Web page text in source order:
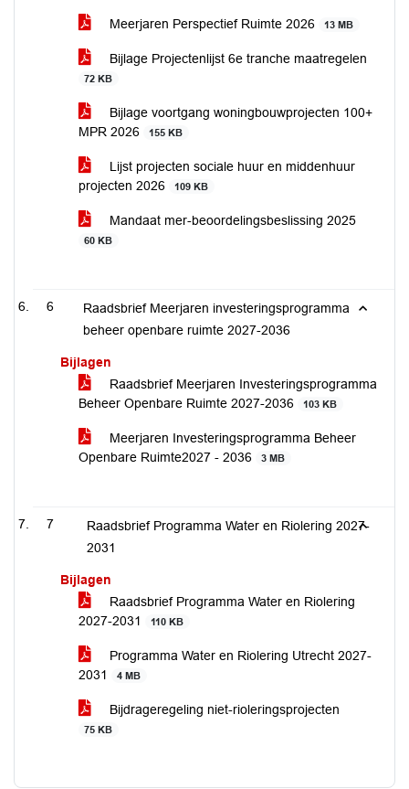
Meerjaren Perspectief Ruimte 2026 13 MB
Bijlage Projectenlijst 6e tranche maatregelen
72 KB
Bijlage voortgang woningbouwprojecten 100+
MPR 2026
155 KB
Lijst projecten sociale huur en middenhuur
projecten 2026
109 KB
Mandaat mer-beoordelingsbeslissing 2025
60 KB
6
Raadsbrief Meerjaren investeringsprogramma
beheer openbare ruimte 2027-2036
Bijlagen
Raadsbrief Meerjaren Investeringsprogramma
Beheer Openbare Ruimte 2027-2036
103 KB
Meerjaren Investeringsprogramma Beheer
Openbare Ruimte2027 - 2036
3 MB
7
Raadsbrief Programma Water en Riolering 2027-
2031
Bijlagen
Raadsbrief Programma Water en Riolering
2027-2031
110 KB
Programma Water en Riolering Utrecht 2027-
2031
4 MB
Bijdrageregeling niet-rioleringsprojecten
75 KB